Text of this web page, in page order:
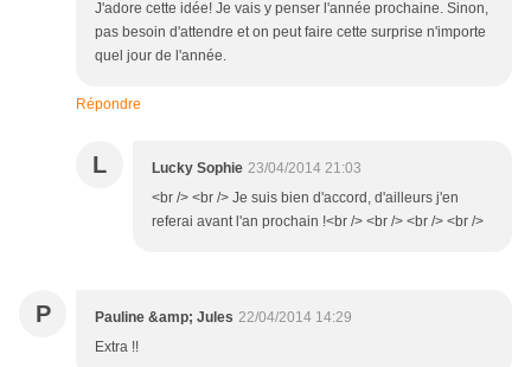
J'adore cette idée! Je vais y penser l'année prochaine. Sinon,
pas besoin d'attendre et on peut faire cette surprise n'importe
quel jour de l'année.
Répondre
L Lucky Sophie 23/04/2014 21:03
<br /> <br /> Je suis bien d'accord, d'ailleurs j'en
referai avant l'an prochain !<br /> <br /> <br /> <br />
P Pauline &amp; Jules 22/04/2014 14:29
Extra !!